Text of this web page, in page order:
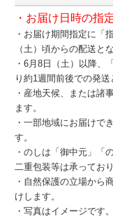
・お届け日時の指
・お届け期間指定に「
（土）頃からの配送と
・6月8日（土）以降、
り約1週間前後での発送
・産地天候、または諸
ます。
・一部地域にお届けで
す。
・のしは「御中元」「
二重包装等は承っており
・自然保護の立場から
けします。
・写真はイメージです